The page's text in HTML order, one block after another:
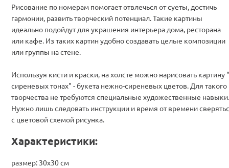
Рисование по номерам помогает отвлечься от суеты, достичь
гармонии, развить творческий потенциал. Такие картины
идеально подойдут для украшения интерьера дома, ресторана
или кафе. Из таких картин удобно создавать целые композиции
или группы на стене.
Используя кисти и краски, на холсте можно нарисовать картину
сиреневых тонах" - букета нежно-сиреневых цветов. Для такого
творчества не требуются специальные художественные навыки.
Нужно лишь следовать инструкции и время от времени
с цветовой схемой рисунка.
Характеристики:
размер: 30х30 см